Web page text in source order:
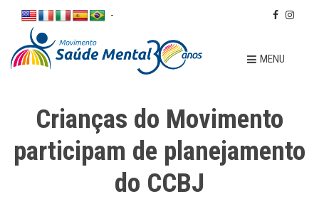
-
MENU
Crianças do Movimento
participam de planejamento
do CCBJ